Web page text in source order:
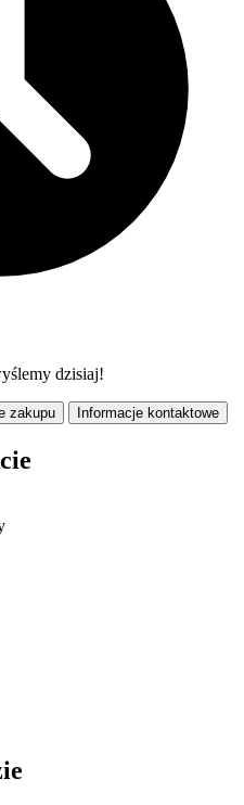
dzisiaj!
zakupu Informacje kontaktowe